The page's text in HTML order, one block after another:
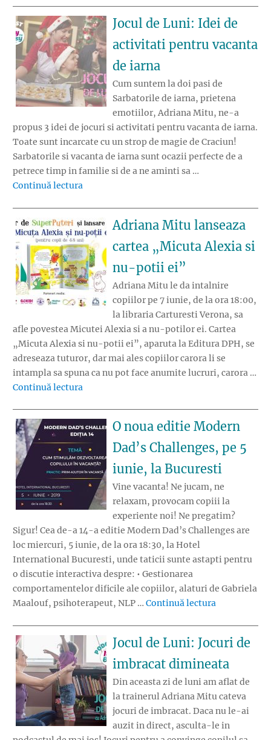
Jocul de Luni: Idei de
activitati pentru vacanta
de iarna
Cum suntem la doi pasi de
Sarbatorile de iarna, prietena
emotiilor, Adriana Mitu, ne-a
propus 3 idei de jocuri si activitati pentru vacanta de iarna.
Toate sunt incarcate cu un strop de magie de Craciun!
Sarbatorile si vacanta de iarna sunt ocazii perfecte de a
petrece timp in familie si de a ne aminti sa …
Continuă lectura
Adriana Mitu lanseaza
cartea „Micuta Alexia si
nu-potii ei”
Adriana Mitu le da intalnire
copiilor pe 7 iunie, de la ora 18:00,
la libraria Carturesti Verona, sa
afle povestea Micutei Alexia si a nu-potilor ei. Cartea
„Micuta Alexia si nu-potii ei”, aparuta la Editura DPH, se
adreseaza tuturor, dar mai ales copiilor carora li se
intampla sa spuna ca nu pot face anumite lucruri, carora …
Continuă lectura
O noua editie Modern
Dad’s Challenges, pe 5
iunie, la Bucuresti
Vine vacanta! Ne jucam, ne
relaxam, provocam copiii la
experiente noi! Ne pregatim?
Sigur! Cea de-a 14-a editie Modern Dad’s Challenges are
loc miercuri, 5 iunie, de la ora 18:30, la Hotel
International Bucuresti, unde taticii sunte astapti pentru
o discutie interactiva despre: • Gestionarea
comportamentelor dificile ale copiilor, alaturi de Gabriela
Maalouf, psihoterapeut, NLP … Continuă lectura
Jocul de Luni: Jocuri de
imbracat dimineata
Din aceasta zi de luni am aflat de
la trainerul Adriana Mitu cateva
jocuri de imbracat. Daca nu le-ai
auzit in direct, asculta-le in